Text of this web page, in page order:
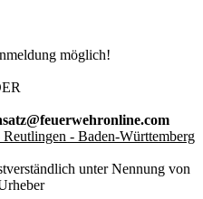
möglich!
- Baden-Württemberg
unter Nennung von